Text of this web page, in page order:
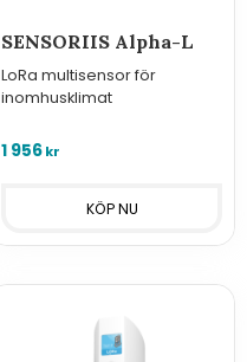
SENSORIIS Alpha-L
LoRa multisensor för
inomhusklimat
1 956kr